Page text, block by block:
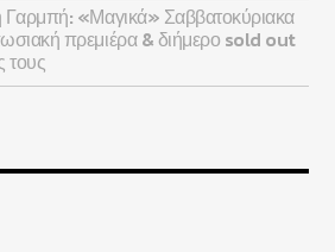
«Μαγικά» Σαββατοκύριακα
πρεμιέρα & διήμερο sold out
τους